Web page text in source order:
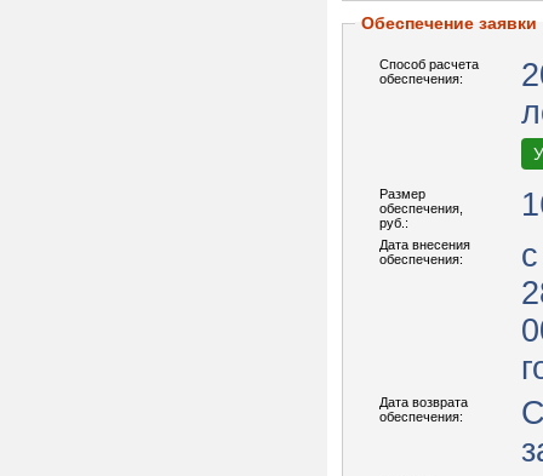
Обеспечение заявки
Способ расчета
обеспечения:
Размер
обеспечения,
руб.:
Дата внесения
обеспечения:
Дата возврата
обеспечения: